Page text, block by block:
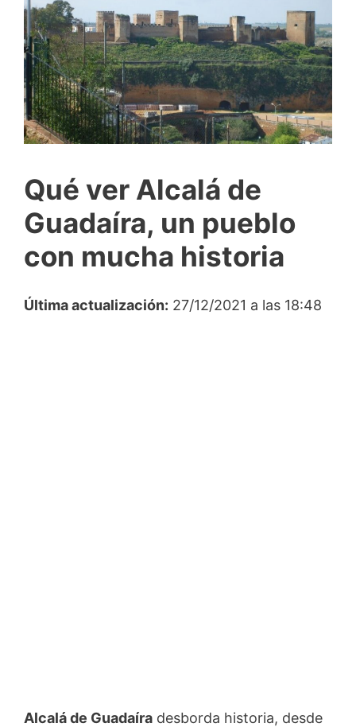
Qué ver Alcalá de
Guadaíra, un pueblo
con mucha historia
Última actualización: 27/12/2021 a las 18:48
Alcalá de Guadaíra desborda historia, desde